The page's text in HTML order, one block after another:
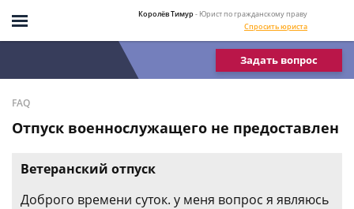
Королёв Тимур- Юрист по гражданскому праву
Спросить юриста
Задать вопрос
FAQ
Отпуск военнослужащего не предоставлен
Ветеранский отпуск
Доброго времени суток. у меня вопрос я являюсь